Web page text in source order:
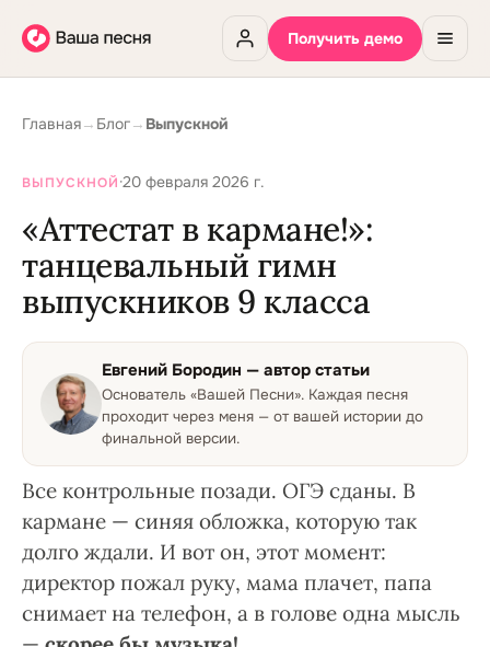
Получить демо
Главная→ Блог→ Выпускной
ВЫПУСКНОЙ·20 февраля 2026 г.
«Аттестат в кармане!»:
танцевальный гимн
выпускников 9 класса
Евгений Бородин — автор статьи
Основатель «Вашей Песни». Каждая песня
проходит через меня — от вашей истории до
финальной версии.
Все контрольные позади. ОГЭ сданы. В
кармане — синяя обложка, которую так
долго ждали. И вот он, этот момент:
директор пожал руку, мама плачет, папа
снимает на телефон, а в голове одна мысль